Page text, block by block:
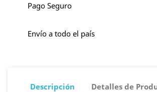
Pago Seguro
Envío a todo el país
Descripción Detalles de